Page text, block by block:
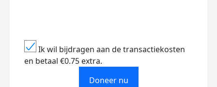
Ik wil bijdragen aan de transactiekosten
en betaal €0.75 extra.
Doneer nu